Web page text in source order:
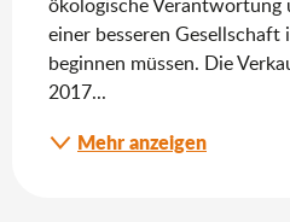
einer besseren
beginnen müssen. Die
2017...
Mehr anzeigen